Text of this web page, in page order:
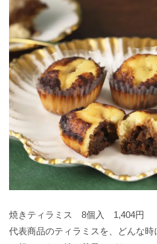
焼きティラミス 8個入 1,404円
代表商品のティラミスを、どんな時